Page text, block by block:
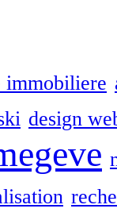
immobiliere
design